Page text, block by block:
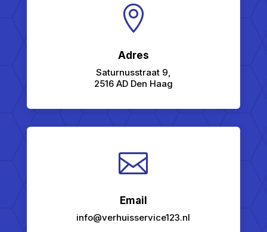

Adres
Saturnusstraat 9,
2516 AD Den Haag

Email
info@verhuisservice123.nl